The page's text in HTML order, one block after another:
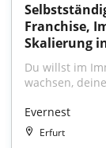
Franchise,
Skalierung
Du willst im
wachsen,
Evernest
Erfurt